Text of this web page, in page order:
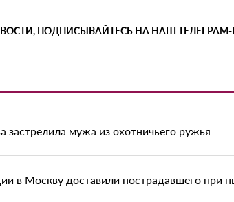
ПОДПИСЫВАЙТЕСЬ НА НАШ
мужа из охотничьего ружья
в Москву доставили пострадавшего при